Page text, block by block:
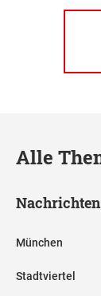
Alle
Nachrichten
München
Stadtviertel